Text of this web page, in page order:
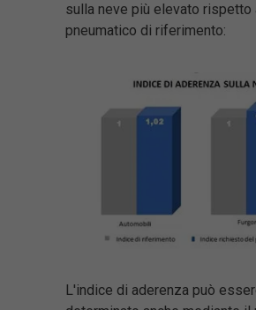
sulla neve più elevato rispetto
pneumatico di riferimento:
L'indice di aderenza può